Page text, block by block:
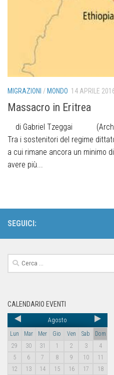
MIGRAZIONI / MONDO 14 APRILE
Massacro in Eritrea
di Gabriel Tzeggai
Tra i sostenitori del regime
a cui rimane ancora un minimo
avere più...
SEGUICI:
CALENDARIO EVENTI
Agosto
Lun Mar Mer Gio Ven Sab
Dom
29
30 31 1 2 3
4
5
6 7 8 9 10
11
12
13 14 15 16 17
18